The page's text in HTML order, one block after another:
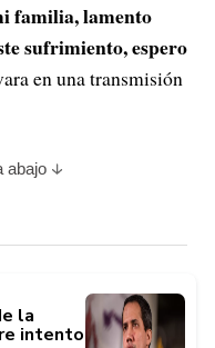
familia, lamento
sufrimiento, espero
en una transmisión
abajo
la
intento